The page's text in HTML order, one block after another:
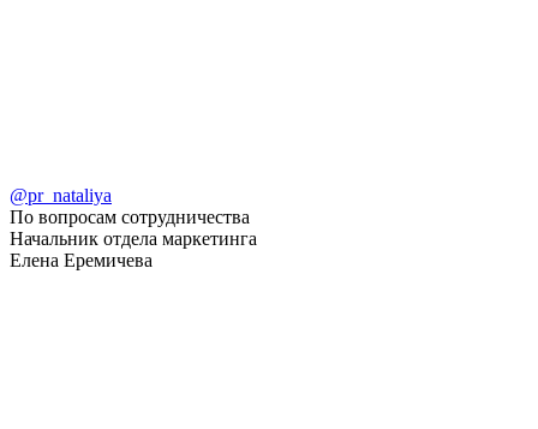
@pr_nataliya
По вопросам сотрудничества
Начальник отдела маркетинга
Елена Еремичева